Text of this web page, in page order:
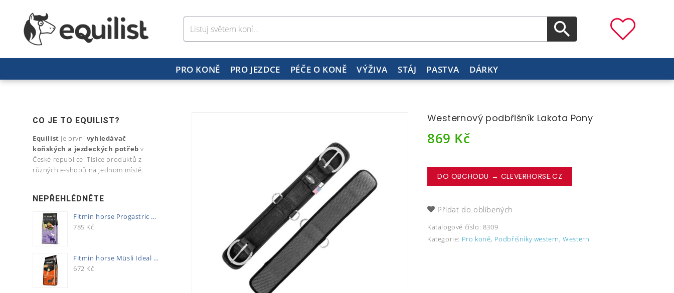
PRO KONĚ PRO JEZDCE PÉČE O KONĚ VÝŽIVA STÁJ PASTVA DÁRKY
Westernový podbřišník Lakota Pony
869 Kč
DO OBCHODU → CLEVERHORSE.CZ
Přidat do oblíbených
Katalogové číslo: 8309
Kategorie: Pro koně, Podbřišníky western,Western
CO JE TO EQUILIST?
Equilist je první vyhledávač
koňských a jezdeckých potřeb v
České republice. Tisíce produktů z
různých e-shopů na jednom místě.
NEPŘEHLÉDNĚTE
Fitmin horse Progastric 20kg
785 Kč
Fitmin horse Müsli Ideal 20kg
672 Kč